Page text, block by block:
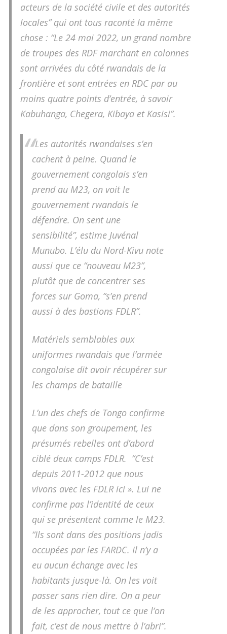
acteurs de la société civile et des autorités
locales” qui ont tous raconté la même
chose : “Le 24 mai 2022, un grand nombre
de troupes des RDF marchant en colonnes
sont arrivées du côté rwandais de la
frontière et sont entrées en RDC par au
moins quatre points d’entrée, à savoir
Kabuhanga, Chegera, Kibaya et Kasisi”.
“Les autorités rwandaises s’en
cachent à peine. Quand le
gouvernement congolais s’en
prend au M23, on voit le
gouvernement rwandais le
défendre. On sent une
sensibilité”, estime Juvénal
Munubo. L’élu du Nord-Kivu note
aussi que ce “nouveau M23”,
plutôt que de concentrer ses
forces sur Goma, “s’en prend
aussi à des bastions FDLR”.
Matériels semblables aux
uniformes rwandais que l’armée
congolaise dit avoir récupérer sur
les champs de bataille
L’un des chefs de Tongo confirme
que dans son groupement, les
présumés rebelles ont d’abord
ciblé deux camps FDLR. “C’est
depuis 2011-2012 que nous
vivons avec les FDLR ici ». Lui ne
confirme pas l’identité de ceux
qui se présentent comme le M23.
“Ils sont dans des positions jadis
occupées par les FARDC. Il n’y a
eu aucun échange avec les
habitants jusque-là. On les voit
passer sans rien dire. On a peur
de les approcher, tout ce que l’on
fait, c’est de nous mettre à l’abri”.